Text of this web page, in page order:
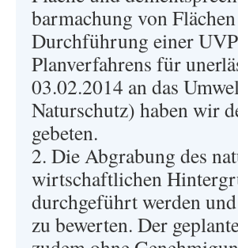
barmachung von
Durchführung einer
Planverfahrens für
03.02.2014 an das
Naturschutz) haben wir
gebeten.
2. Die Abgrabung des
wirtschaftlichen
durchgeführt werden
zu bewerten. Der